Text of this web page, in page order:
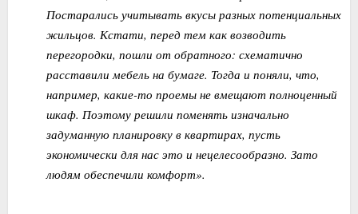
Постарались учитывать вкусы разных потенциальных
жильцов. Кстати, перед тем как возводить
перегородки, пошли от обратного: схематично
расставили мебель на бумаге. Тогда и поняли, что,
например, какие-то проемы не вмещают полноценный
шкаф. Поэтому решили поменять изначально
задуманную планировку в квартирах, пусть
экономически для нас это и нецелесообразно. Зато
людям обеспечили комфорт».